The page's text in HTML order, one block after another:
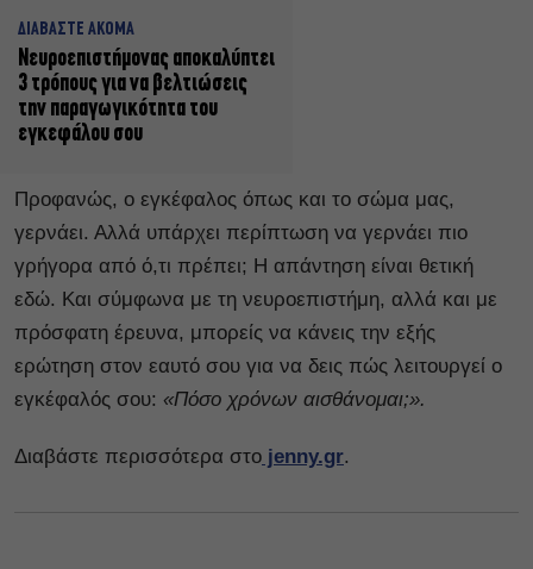
ΔΙΑΒΑΣΤΕ ΑΚΟΜΑ
Νευροεπιστήμονας αποκαλύπτει
3 τρόπους για να βελτιώσεις
την παραγωγικότητα του
εγκεφάλου σου
Προφανώς, ο εγκέφαλος όπως και το σώμα μας,
γερνάει. Αλλά υπάρχει περίπτωση να γερνάει πιο
γρήγορα από ό,τι πρέπει; Η απάντηση είναι θετική
εδώ. Και σύμφωνα με τη νευροεπιστήμη, αλλά και με
πρόσφατη έρευνα, μπορείς να κάνεις την εξής
ερώτηση στον εαυτό σου για να δεις πώς λειτουργεί ο
εγκέφαλός σου: «Πόσο χρόνων αισθάνομαι;».
Διαβάστε περισσότερα στο jenny.gr.